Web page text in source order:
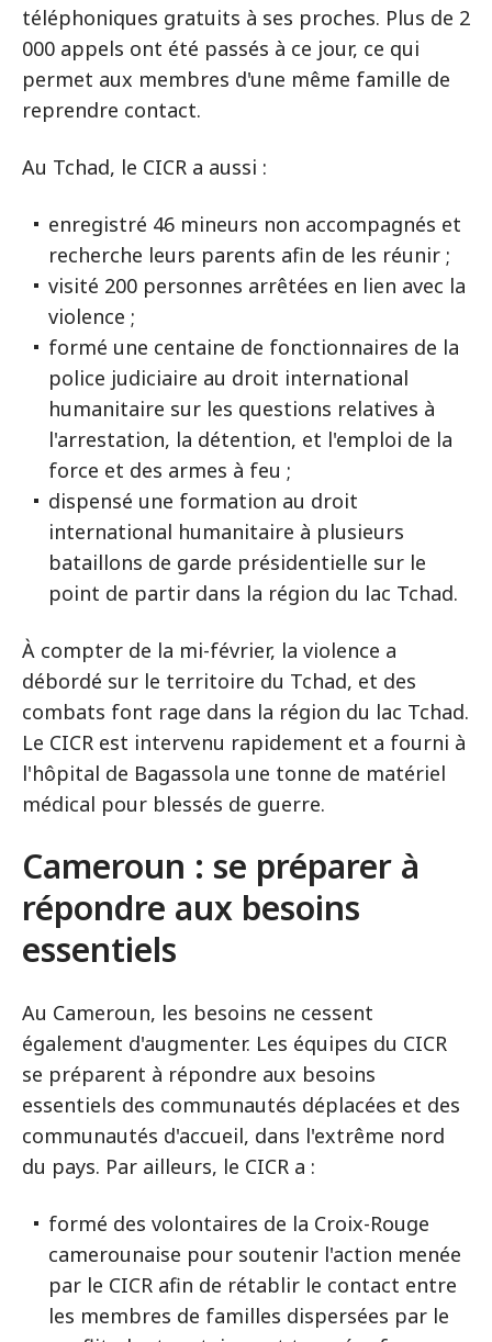
téléphoniques gratuits à ses proches. Plus de 2
000 appels ont été passés à ce jour, ce qui
permet aux membres d'une même famille de
reprendre contact.
Au Tchad, le CICR a aussi :
enregistré 46 mineurs non accompagnés et
recherche leurs parents afin de les réunir ;
visité 200 personnes arrêtées en lien avec la
violence ;
formé une centaine de fonctionnaires de la
police judiciaire au droit international
humanitaire sur les questions relatives à
l'arrestation, la détention, et l'emploi de la
force et des armes à feu ;
dispensé une formation au droit
international humanitaire à plusieurs
bataillons de garde présidentielle sur le
point de partir dans la région du lac Tchad.
À compter de la mi-février, la violence a
débordé sur le territoire du Tchad, et des
combats font rage dans la région du lac Tchad.
Le CICR est intervenu rapidement et a fourni à
l'hôpital de Bagassola une tonne de matériel
médical pour blessés de guerre.
Cameroun : se préparer à
répondre aux besoins
essentiels
Au Cameroun, les besoins ne cessent
également d'augmenter. Les équipes du CICR
se préparent à répondre aux besoins
essentiels des communautés déplacées et des
communautés d'accueil, dans l'extrême nord
du pays. Par ailleurs, le CICR a :
formé des volontaires de la Croix-Rouge
camerounaise pour soutenir l'action menée
par le CICR afin de rétablir le contact entre
les membres de familles dispersées par le